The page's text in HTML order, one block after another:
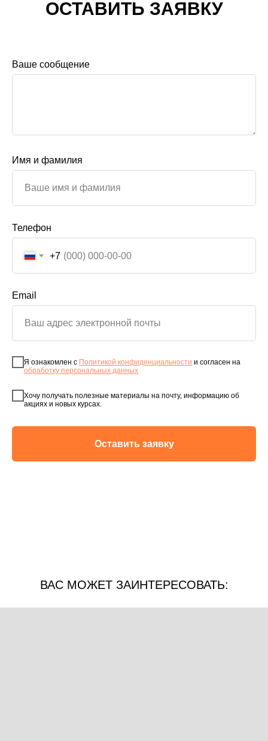
ОСТАВИТЬ ЗАЯВКУ
Ваше сообщение
Имя и фамилия
Телефон
+7
Email
Я ознакомлен с Политикой конфиденциальности и согласен на
обработку персональных данных
Хочу получать полезные материалы на почту, информацию об
акциях и новых курсах.
Оставить заявку
ВАС МОЖЕТ ЗАИНТЕРЕСОВАТЬ: